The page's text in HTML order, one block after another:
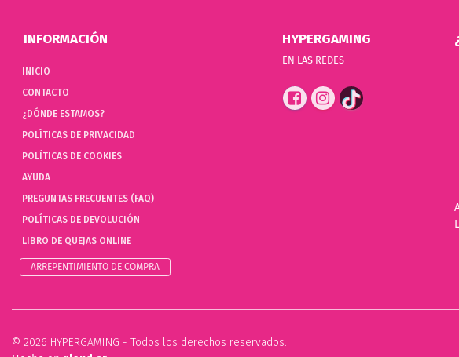
INFORMACIÓN
INICIO
CONTACTO
¿DÓNDE ESTAMOS?
POLÍTICAS DE PRIVACIDAD
POLÍTICAS DE COOKIES
AYUDA
PREGUNTAS FRECUENTES (FAQ)
POLÍTICAS DE DEVOLUCIÓN
LIBRO DE QUEJAS ONLINE
ARREPENTIMIENTO DE COMPRA
HYPERGAMING
EN LAS REDES
© 2026 HYPERGAMING - Todos los derechos reservados.